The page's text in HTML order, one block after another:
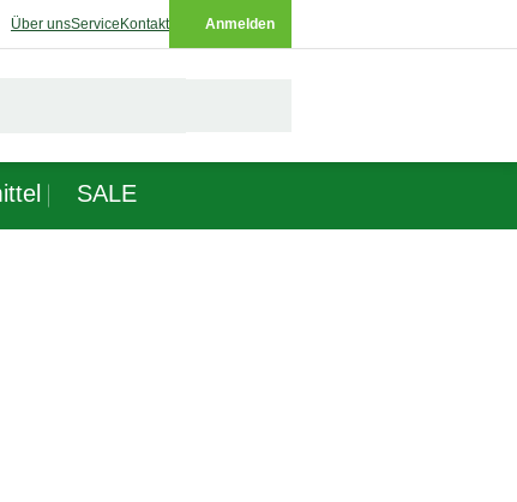
Über unsService Kontakt Anmelden
SALE